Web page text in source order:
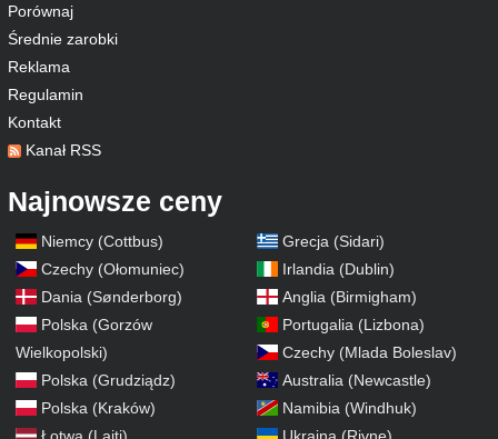
Porównaj
Średnie zarobki
Reklama
Regulamin
Kontakt
Kanał RSS
Najnowsze ceny
Niemcy (Cottbus)
Czechy (Ołomuniec)
Dania (Sønderborg)
Polska (Gorzów
Wielkopolski)
Polska (Grudziądz)
Polska (Kraków)
Grecja (Sidari)
Irlandia (Dublin)
Anglia (Birmigham)
Portugalia (Lizbona)
Czechy (Mlada Boleslav)
Australia (Newcastle)
Namibia (Windhuk)